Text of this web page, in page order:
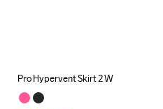
Outlet
Pro Hypervent Skirt 2 W